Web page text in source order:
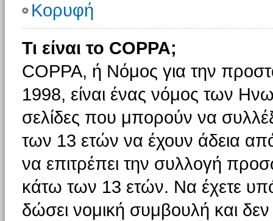
Κορυφή
Τι είναι το COPPA;
COPPA, ή Νόμος για την
1998, είναι ένας νόμος των
σελίδες που μπορούν να
των 13 ετών να έχουν άδεια
να επιτρέπει την συλλογή
κάτω των 13 ετών. Να έχετε
δώσει νομική συμβουλή και δεν